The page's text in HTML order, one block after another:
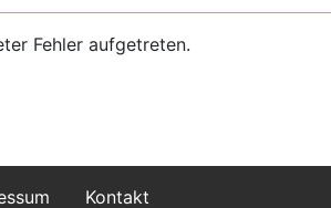
Fehler aufgetreten.
Kontakt